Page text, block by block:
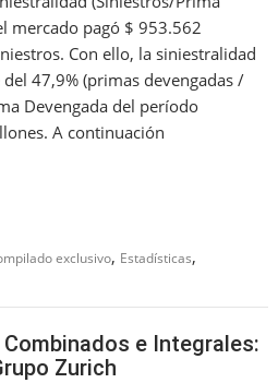
mercado pagó $ 953.562
Con ello, la siniestralidad
47,9% (primas devengadas /
Devengada del período
A continuación
exclusivo, Estadísticas,
e Integrales:
Zurich